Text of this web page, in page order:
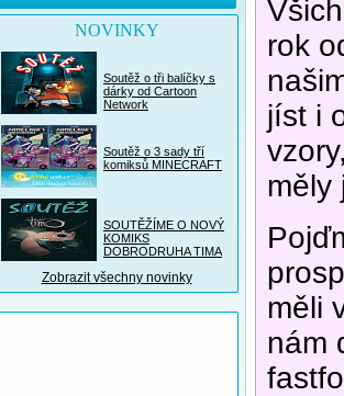
NOVINKY
Soutěž o tři balíčky s
dárky od Cartoon
Network
Soutěž o 3 sady tří
komiksů MINECRAFT
SOUTĚŽÍME O NOVÝ
KOMIKS
DOBRODRUHA TIMA
Zobrazit všechny novinky
rok
jíst i
měly
měli
nám